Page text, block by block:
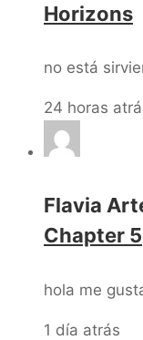
Horizons
no está
24 horas
Flavia
Chapter 5
hola me
1 día atrás